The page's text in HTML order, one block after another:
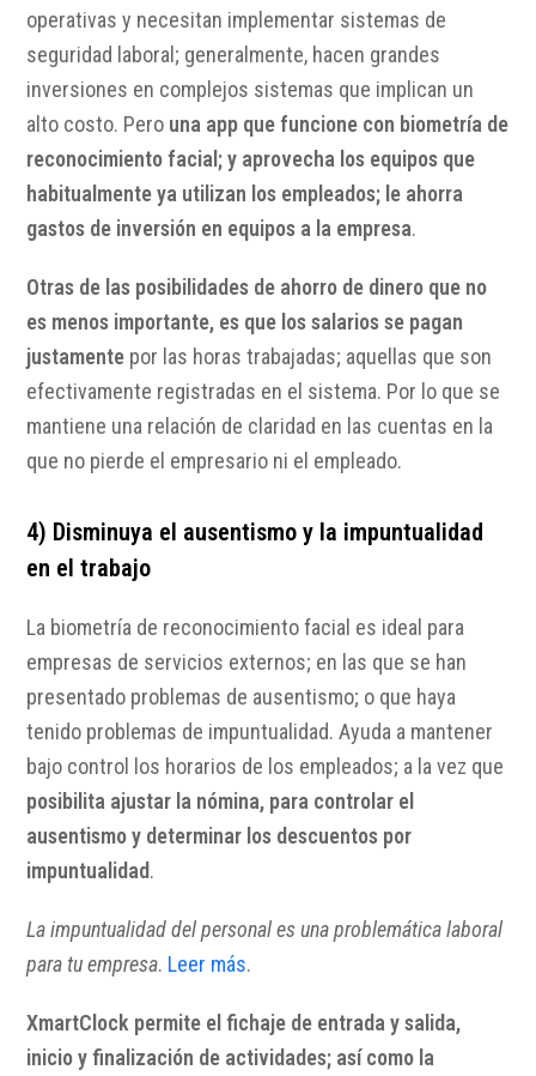
operativas y necesitan implementar sistemas de
seguridad laboral; generalmente, hacen grandes
inversiones en complejos sistemas que implican un
alto costo. Pero una app que funcione con biometría de
reconocimiento facial; y aprovecha los equipos que
habitualmente ya utilizan los empleados; le ahorra
gastos de inversión en equipos a la empresa.
Otras de las posibilidades de ahorro de dinero que no
es menos importante, es que los salarios se pagan
justamente por las horas trabajadas; aquellas que son
efectivamente registradas en el sistema. Por lo que se
mantiene una relación de claridad en las cuentas en la
que no pierde el empresario ni el empleado.
4) Disminuya el ausentismo y la impuntualidad
en el trabajo
La biometría de reconocimiento facial es ideal para
empresas de servicios externos; en las que se han
presentado problemas de ausentismo; o que haya
tenido problemas de impuntualidad. Ayuda a mantener
bajo control los horarios de los empleados; a la vez que
posibilita ajustar la nómina, para controlar el
ausentismo y determinar los descuentos por
impuntualidad.
La impuntualidad del personal es una problemática laboral
para tu empresa. Leer más.
XmartClock permite el fichaje de entrada y salida,
inicio y finalización de actividades; así como la